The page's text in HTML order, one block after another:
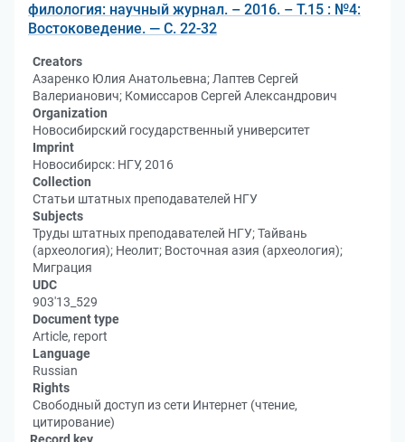
филология: научный журнал. – 2016. – Т.15 : №4:
Востоковедение. — C. 22-32
Creators
Азаренко Юлия Анатольевна; Лаптев Сергей
Валерианович; Комиссаров Сергей Александрович
Organization
Новосибирский государственный университет
Imprint
Новосибирск: НГУ, 2016
Collection
Статьи штатных преподавателей НГУ
Subjects
Труды штатных преподавателей НГУ; Тайвань
(археология); Неолит; Восточная азия (археология);
Миграция
UDC
903'13_529
Document type
Article, report
Language
Russian
Rights
Свободный доступ из сети Интернет (чтение,
цитирование)